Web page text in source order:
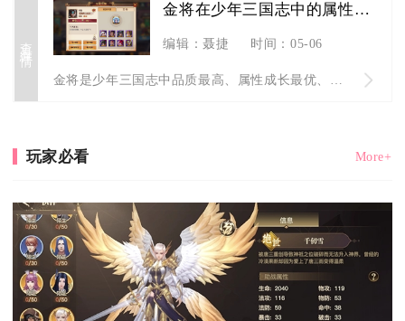
金将在少年三国志中的属性和技能如何
编辑：聂捷 时间：05-06
玩家必看 More+